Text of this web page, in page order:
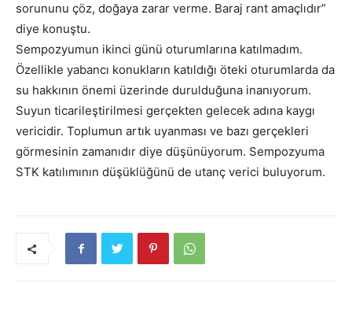
sorununu çöz, doğaya zarar verme. Baraj rant amaçlıdır”
diye konuştu.
Sempozyumun ikinci günü oturumlarına katılmadım.
Özellikle yabancı konukların katıldığı öteki oturumlarda da
su hakkının önemi üzerinde durulduğuna inanıyorum.
Suyun ticarileştirilmesi gerçekten gelecek adına kaygı
vericidir. Toplumun artık uyanması ve bazı gerçekleri
görmesinin zamanıdır diye düşünüyorum. Sempozyuma
STK katılımının düşüklüğünü de utanç verici buluyorum.